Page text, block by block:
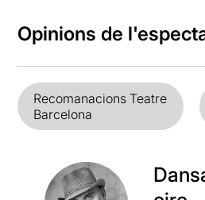
Opinions de
Recomanacions Teatre
Barcelona